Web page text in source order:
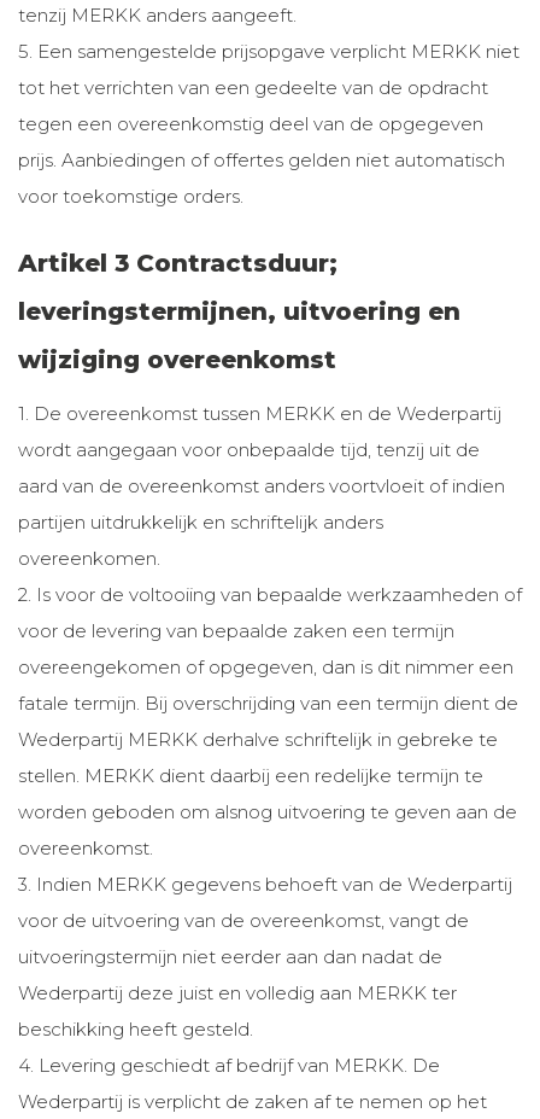
tenzij MERKK anders aangeeft.
5. Een samengestelde prijsopgave verplicht MERKK niet
tot het verrichten van een gedeelte van de opdracht
tegen een overeenkomstig deel van de opgegeven
prijs. Aanbiedingen of offertes gelden niet automatisch
voor toekomstige orders.
Artikel 3 Contractsduur;
leveringstermijnen, uitvoering en
wijziging overeenkomst
1. De overeenkomst tussen MERKK en de Wederpartij
wordt aangegaan voor onbepaalde tijd, tenzij uit de
aard van de overeenkomst anders voortvloeit of indien
partijen uitdrukkelijk en schriftelijk anders
overeenkomen.
2. Is voor de voltooiing van bepaalde werkzaamheden of
voor de levering van bepaalde zaken een termijn
overeengekomen of opgegeven, dan is dit nimmer een
fatale termijn. Bij overschrijding van een termijn dient de
Wederpartij MERKK derhalve schriftelijk in gebreke te
stellen. MERKK dient daarbij een redelijke termijn te
worden geboden om alsnog uitvoering te geven aan de
overeenkomst.
3. Indien MERKK gegevens behoeft van de Wederpartij
voor de uitvoering van de overeenkomst, vangt de
uitvoeringstermijn niet eerder aan dan nadat de
Wederpartij deze juist en volledig aan MERKK ter
beschikking heeft gesteld.
4. Levering geschiedt af bedrijf van MERKK. De
Wederpartij is verplicht de zaken af te nemen op het